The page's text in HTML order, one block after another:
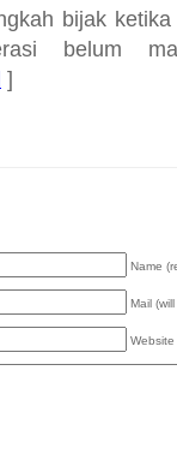
bijak
belum
]
Name
Mail
Website